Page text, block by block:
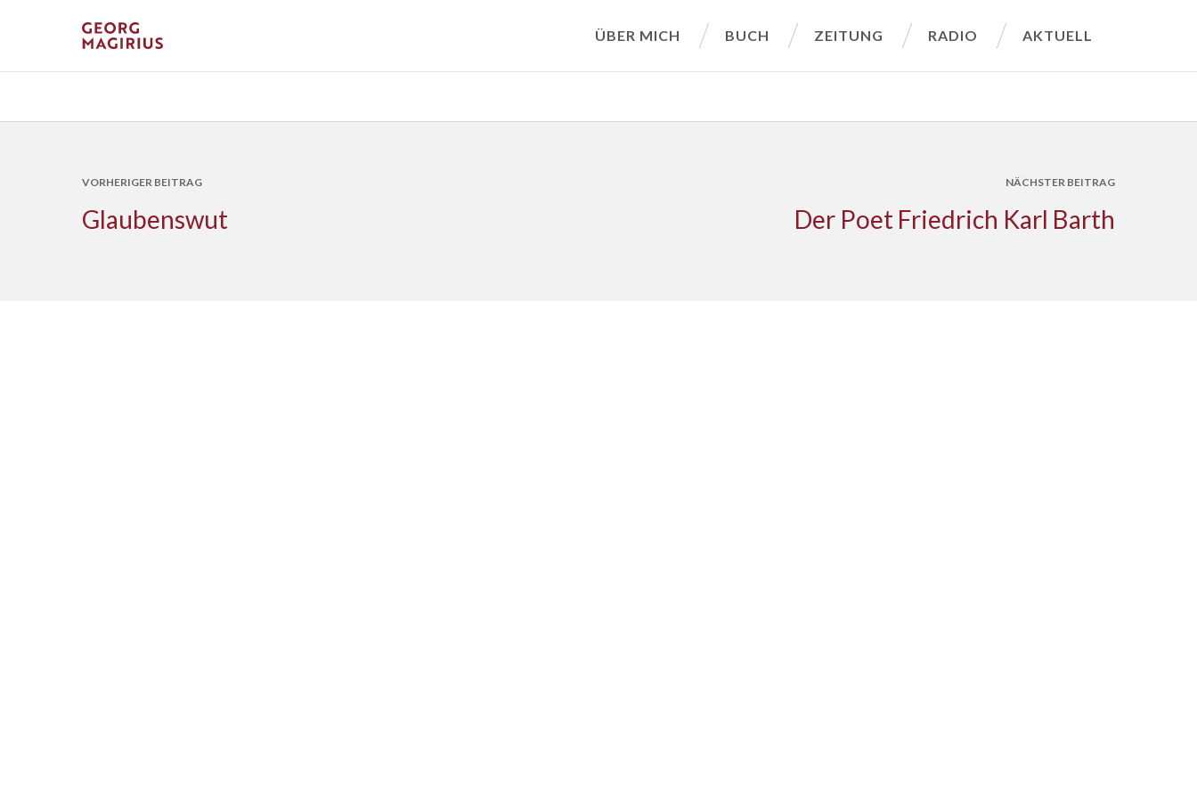
ÜBER MICH BUCH ZEITUNG RADIO AKTUELL
VORHERIGER BEITRAG
Glaubenswut
NÄCHSTER BEITRAG
Der Poet Friedrich Karl Barth